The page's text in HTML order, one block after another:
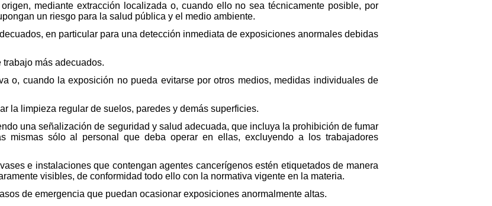
mediante extracción localizada o, cuando ello no sea técnicamente posible, por
un riesgo para la salud pública y el medio ambiente.
en particular para una detección inmediata de exposiciones anormales debidas
más adecuados.
o, cuando la exposición no pueda evitarse por otros medios, medidas individuales de
la limpieza regular de suelos, paredes y demás superficies.
una señalización de seguridad y salud adecuada, que incluya la prohibición de fumar
mismas sólo al personal que deba operar en ellas, excluyendo a los trabajadores
e instalaciones que contengan agentes cancerígenos estén etiquetados de manera
visibles, de conformidad todo ello con la normativa vigente en la materia.
de emergencia que puedan ocasionar exposiciones anormalmente altas.